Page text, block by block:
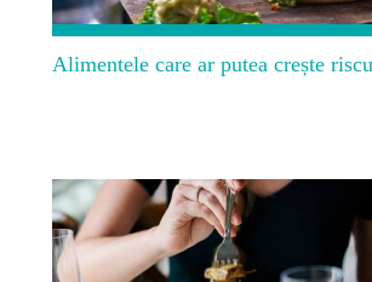
Alimentele care ar putea crește